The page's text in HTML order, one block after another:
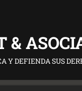
&
Y DEFIENDA SUS